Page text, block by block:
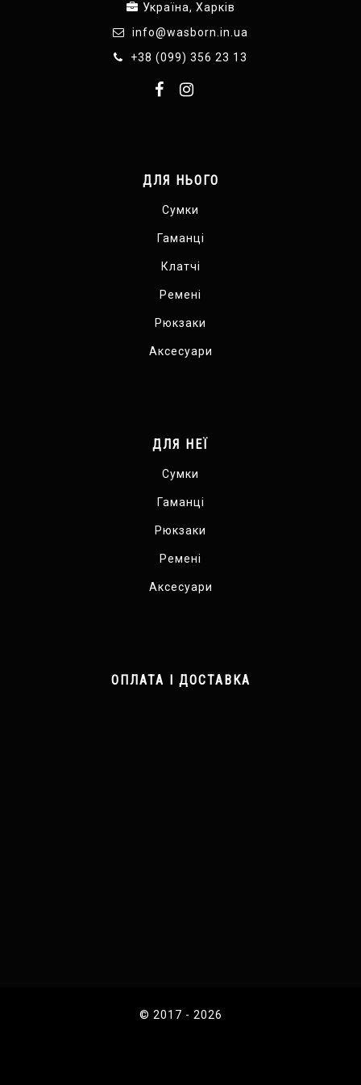
Україна, Харків
info@wasborn.in.ua
+38 (099) 356 23 13
ДЛЯ НЬОГО
Сумки
Гаманці
Клатчі
Ремені
Рюкзаки
Аксесуари
ДЛЯ НЕЇ
Сумки
Гаманці
Рюкзаки
Ремені
Аксесуари
ОПЛАТА І ДОСТАВКА
© 2017 - 2026